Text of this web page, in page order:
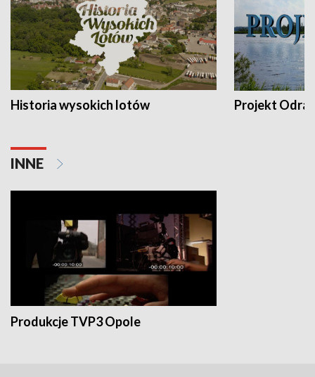
Historia wysokich lotów Projekt Odra
INNE
Produkcje TVP3 Opole